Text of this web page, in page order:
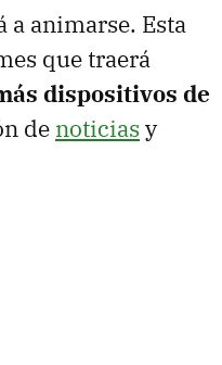
animarse. Esta
que traerá
dispositivos de
de noticias y